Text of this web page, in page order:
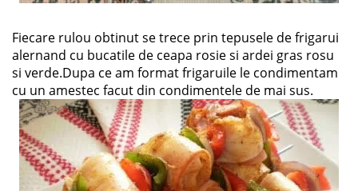
Fiecare rulou obtinut se trece prin tepusele de frigarui
alernand cu bucatile de ceapa rosie si ardei gras rosu
si verde.Dupa ce am format frigaruile le condimentam
cu un amestec facut din condimentele de mai sus.